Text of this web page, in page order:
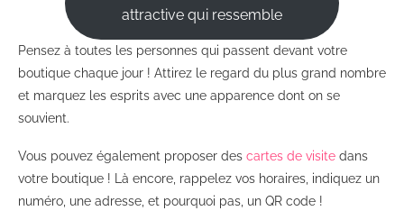
attractive qui ressemble
Pensez à toutes les personnes qui passent devant votre
boutique chaque jour ! Attirez le regard du plus grand nombre
et marquez les esprits avec une apparence dont on se
souvient.
Vous pouvez également proposer des cartes de visite dans
votre boutique ! Là encore, rappelez vos horaires, indiquez un
numéro, une adresse, et pourquoi pas, un QR code !